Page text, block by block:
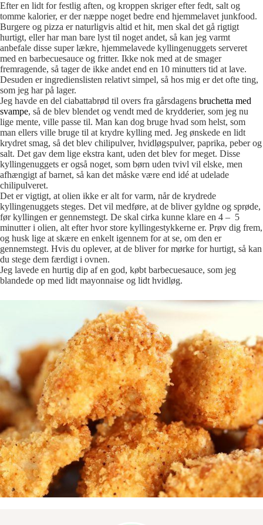
Efter en lidt for festlig aften, og kroppen skriger efter fedt, salt og
tomme kalorier, er der næppe noget bedre end hjemmelavet junkfood.
Burgere og pizza er naturligvis altid et hit, men skal det gå rigtigt
hurtigt, eller har man bare lyst til noget andet, så kan jeg varmt
anbefale disse super lækre, hjemmelavede kyllingenuggets serveret
med en barbecuesauce og fritter. Ikke nok med at de smager
fremragende, så tager de ikke andet end en 10 minutters tid at lave.
Desuden er ingredienslisten relativt simpel, så hos mig er det ofte ting,
som jeg har på lager.
Jeg havde en del ciabattabrød til overs fra gårsdagens bruchetta med
svampe, så de blev blendet og vendt med de krydderier, som jeg nu
lige mente, ville passe til. Man kan dog bruge hvad som helst, som
man ellers ville bruge til at krydre kylling med. Jeg ønskede en lidt
krydret smag, så det blev chilipulver, hvidløgspulver, paprika, peber og
salt. Det gav dem lige ekstra kant, uden det blev for meget. Disse
kyllingenuggets er også noget, som børn uden tvivl vil elske, men
afhængigt af barnet, så kan det måske være end idé at udelade
chilipulveret.
Det er vigtigt, at olien ikke er alt for varm, når de krydrede
kyllingenuggets steges. Det vil medføre, at de bliver gyldne og sprøde,
før kyllingen er gennemstegt. De skal cirka kunne klare en 4 – 5
minutter i olien, alt efter hvor store kyllingestykkerne er. Prøv dig frem,
og husk lige at skære en enkelt igennem for at se, om den er
gennemstegt. Hvis du oplever, at de bliver for mørke for hurtigt, så kan
du stege dem færdigt i ovnen.
Jeg lavede en hurtig dip af en god, købt barbecuesauce, som jeg
blandede op med lidt mayonnaise og lidt hvidløg.